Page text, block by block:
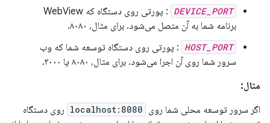
DEVICE_PORT
: پورتی روی دستگاه که WebView
برنامه شما به آن متصل می‌شود. برای مثال، ۸۰۸۰.
HOST_PORT : پورتی روی دستگاه توسعه شما که وب
سرور شما روی آن اجرا می‌شود. برای مثال، ۸۰۸۰ یا ۳۰۰۰.
مثال:
اگر سرور توسعه محلی شما روی localhost:8080 روی دستگاه